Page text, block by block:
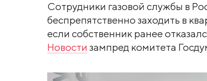
Сотрудники газовой службы в
беспрепятственно заходить в
если собственник ранее
Новости зампред комитета